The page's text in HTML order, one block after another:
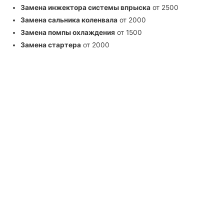
Замена инжектора системы впрыска от 2500
Замена сальника коленвала от 2000
Замена помпы охлаждения от 1500
Замена стартера от 2000